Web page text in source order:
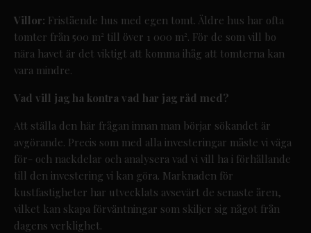
Villor: Fristående hus med egen tomt. Äldre hus har ofta
tomter från 500 m² till över 1 000 m². För de som vill bo
nära havet är det viktigt att komma ihåg att tomterna kan
vara mindre.
Vad vill jag ha kontra vad har jag råd med?
Att ställa den här frågan innan man börjar sökandet är
avgörande. Precis som med alla investeringar måste vi väga
för- och nackdelar och analysera vad vi vill ha i förhållande
till den investering vi kan göra. Marknaden för
kustfastigheter har utvecklats avsevärt de senaste åren,
vilket kan skapa förväntningar som skiljer sig något från
dagens verklighet.